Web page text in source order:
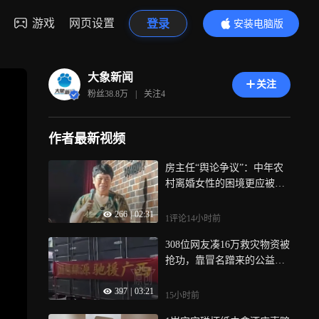
游戏 网页设置 登录
安装电脑版
内容更精彩
大象新闻
粉丝38.8万 | 关注4
关注
作者最新视频
266 | 02:31
房主任“舆论争议”：中年农
村离婚女性的困境更应被看
1评论14小时前
397 03:21
308位网友凑16万救灾物资被
抢功，靠冒名蹭来的公益荣
15小时前